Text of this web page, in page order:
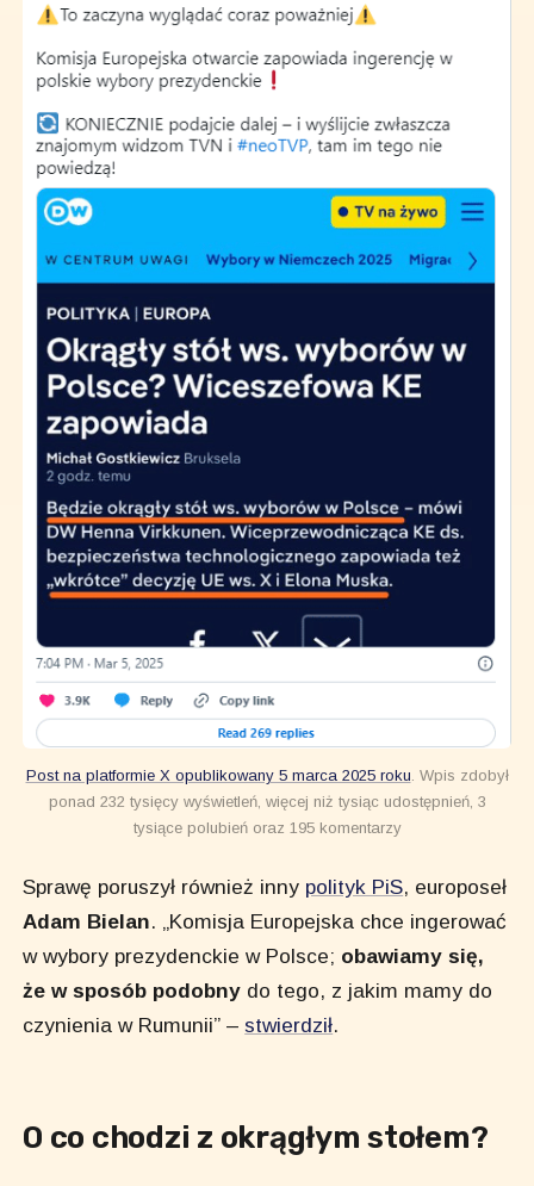
Post na platformie X opublikowany 5 marca 2025 roku . Wpis zdobył
ponad 232 tysięcy wyświetleń, więcej niż tysiąc udostępnień, 3
tysiące polubień oraz 195 komentarzy
Sprawę poruszył również inny polityk PiS, europoseł
Adam Bielan. „Komisja Europejska chce ingerować
w wybory prezydenckie w Polsce; obawiamy się,
że w sposób podobny do tego, z jakim mamy do
czynienia w Rumunii” – stwierdził.
O co chodzi z okrągłym stołem?